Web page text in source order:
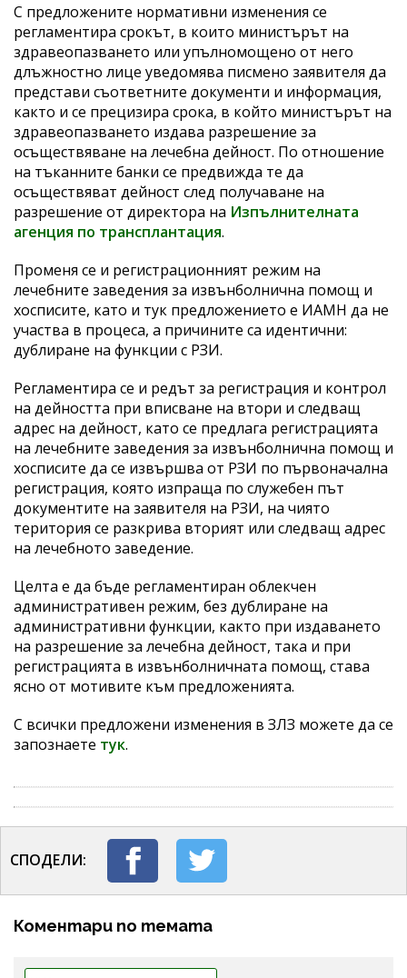
С предложените нормативни изменения се
регламентира срокът, в които министърът на
здравеопазването или упълномощено от него
длъжностно лице уведомява писмено заявителя да
представи съответните документи и информация,
както и се прецизира срока, в който министърът на
здравеопазването издава разрешение за
осъществяване на лечебна дейност. По отношение
на тъканните банки се предвижда те да
осъществяват дейност след получаване на
разрешение от директора на Изпълнителната
агенция по трансплантация.
Променя се и регистрационният режим на
лечебните заведения за извънболнична помощ и
хосписите, като и тук предложението е ИАМН да не
участва в процеса, а причините са идентични:
дублиране на функции с РЗИ.
Регламентира се и редът за регистрация и контрол
на дейността при вписване на втори и следващ
адрес на дейност, като се предлага регистрацията
на лечебните заведения за извънболнична помощ и
хосписите да се извършва от РЗИ по първоначална
регистрация, която изпраща по служебен път
документите на заявителя на РЗИ, на чиято
територия се разкрива вторият или следващ адрес
на лечебното заведение.
Целта е да бъде регламентиран облекчен
административен режим, без дублиране на
административни функции, както при издаването
на разрешение за лечебна дейност, така и при
регистрацията в извънболничната помощ, става
ясно от мотивите към предложенията.
С всички предложени изменения в ЗЛЗ можете да се
запознаете тук.
СПОДЕЛИ:
Коментари по темата